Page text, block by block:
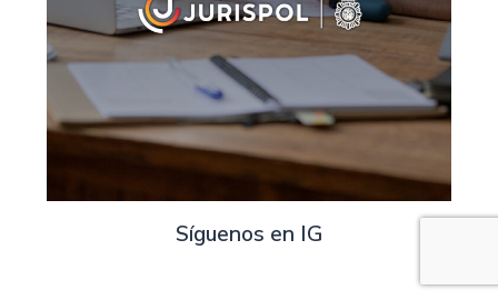
Síguenos en IG